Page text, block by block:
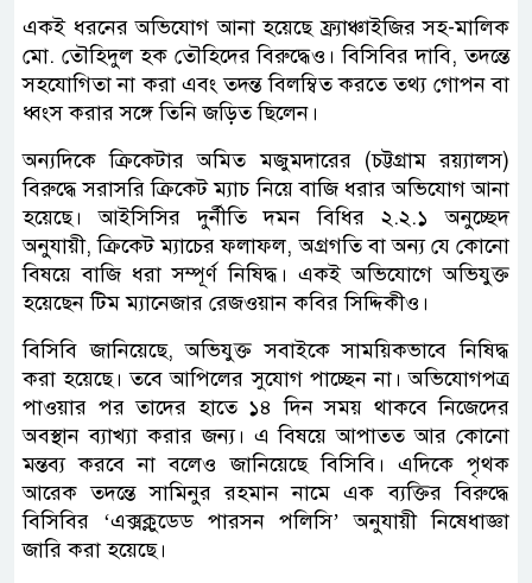
একই ধরনের অভিযোগ আনা হয়েছে ফ্র্যাঞ্চাইজির সহ-মালিক
মো. তৌহিদুল হক তৌহিদের বিরুদ্ধেও। বিসিবির দাবি, তদন্তে
সহযোগিতা না করা এবং তদন্ত বিলম্বিত করতে তথ্য গোপন বা
ধ্বংস করার সঙ্গে তিনি জড়িত ছিলেন।
অন্যদিকে ক্রিকেটার অমিত মজুমদারের (চট্টগ্রাম রয়্যালস)
বিরুদ্ধে সরাসরি ক্রিকেট ম্যাচ নিয়ে বাজি ধরার অভিযোগ আনা
হয়েছে। আইসিসির দুর্নীতি দমন বিধির ২.২.১ অনুচ্ছেদ
অনুযায়ী, ক্রিকেট ম্যাচের ফলাফল, অগ্রগতি বা অন্য যে কোনো
বিষয়ে বাজি ধরা সম্পূর্ণ নিষিদ্ধ। একই অভিযোগে অভিযুক্ত
হয়েছেন টিম ম্যানেজার রেজওয়ান কবির সিদ্দিকীও।
বিসিবি জানিয়েছে, অভিযুক্ত সবাইকে সাময়িকভাবে নিষিদ্ধ
করা হয়েছে। তবে আপিলের সুযোগ পাচ্ছেন না। অভিযোগপত্র
পাওয়ার পর তাদের হাতে ১৪ দিন সময় থাকবে নিজেদের
অবস্থান ব্যাখ্যা করার জন্য। এ বিষয়ে আপাতত আর কোনো
মন্তব্য করবে না বলেও জানিয়েছে বিসিবি। এদিকে পৃথক
আরেক তদন্তে সামিনুর রহমান নামে এক ব্যক্তির বিরুদ্ধে
বিসিবির ‘এক্সক্লুডেড পারসন পলিসি’ অনুযায়ী নিষেধাজ্ঞা
জারি করা হয়েছে।